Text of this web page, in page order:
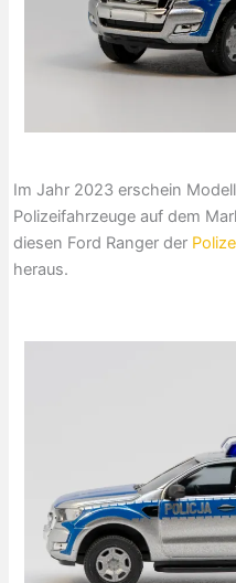
Im Jahr 2023 erschein
Polizeifahrzeuge auf dem
diesen Ford Ranger der
heraus.